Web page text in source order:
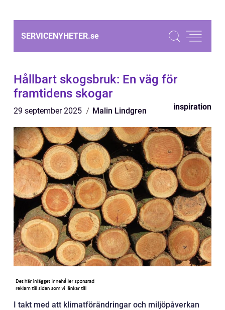
SERVICENYHETER.se
Hållbart skogsbruk: En väg för
framtidens skogar
29 september 2025 Malin Lindgren inspiration
I takt med att klimatförändringar och miljöpåverkan